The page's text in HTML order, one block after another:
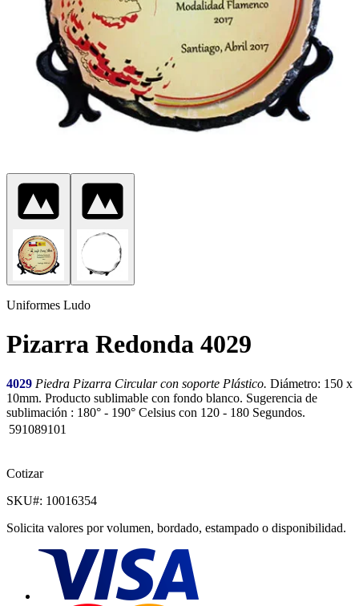
Uniformes Ludo
Pizarra Redonda 4029
4029 Piedra Pizarra Circular con soporte Plástico. Diámetro: 150 x
10mm. Producto sublimable con fondo blanco. Sugerencia de
sublimación : 180° - 190° Celsius con 120 - 180 Segundos.
591089101
Cotizar
SKU#: 10016354
Solicita valores por volumen, bordado, estampado o disponibilidad.